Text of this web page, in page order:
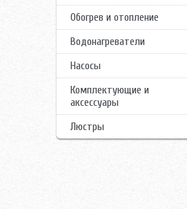
Обогрев и отопление
Водонагреватели
Насосы
Комплектующие и
аксессуары
Люстры